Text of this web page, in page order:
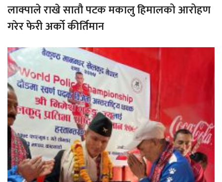
लाक्पाले राखे सातौ पटक मकालु हिमालको आरोहण
गरेर फेरी अर्को कीर्तिमान